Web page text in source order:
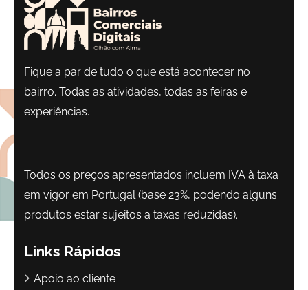
Fique a par de tudo o que está acontecer no
bairro. Todas as atividades, todas as feiras e
experiências.
Todos os preços apresentados incluem IVA à taxa
em vigor em Portugal (base 23%, podendo alguns
produtos estar sujeitos a taxas reduzidas).
Links Rápidos
Apoio ao cliente